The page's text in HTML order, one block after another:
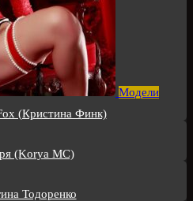
Модели
(Кристина Финк)
(Korya MC)
Тодоренко